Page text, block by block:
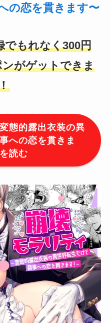
の恋を貫きます〜
でもれなく300円
がゲットできま
態的露出衣装の異
への恋を貫きま
読む